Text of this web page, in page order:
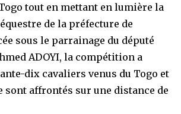
tout en mettant en lumière la
de la préfecture de
sous le parrainage du député
ADOYI, la compétition a
dix cavaliers venus du Togo et
sont affrontés sur une distance de